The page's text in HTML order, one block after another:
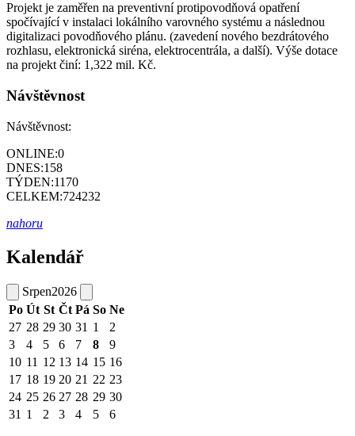
Projekt je zaměřen na preventivní protipovodňová opatření
spočívající v instalaci lokálního varovného systému a následnou
digitalizaci povodňového plánu. (zavedení nového bezdrátového
rozhlasu, elektronická siréna, elektrocentrála, a další). Výše dotace
na projekt činí: 1,322 mil. Kč.
Návštěvnost
Návštěvnost:
ONLINE:0
DNES:158
TÝDEN:1170
CELKEM:724232
nahoru
Kalendář
Srpen2026
Po Út St Čt Pá So Ne
27 28 29 30 31 1
2
3
4 5 6 7 8
9
10 11 12 13 14 15 16
17 18 19 20 21 22 23
24 25 26 27 28 29 30
31 1 2 3 4 5 6